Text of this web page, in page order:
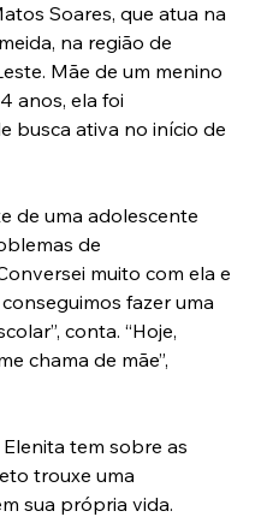
Soares, que atua na
na região de
Mãe de um menino
anos, ela foi
busca ativa no início de
de uma adolescente
de
muito com ela e
fazer uma
conta. “Hoje,
chama de mãe”,
tem sobre as
trouxe uma
sua própria vida.